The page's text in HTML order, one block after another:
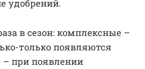
удобрений.
в сезон: комплексные –
только появляются
– при появлении